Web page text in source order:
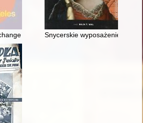
between Łódź and Los Angeles
Snycerskie wyposażenie